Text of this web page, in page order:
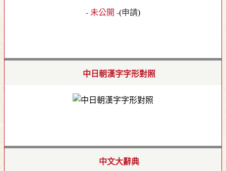
- 未公開 -(申請)
中日朝漢字字形對照
中文大辭典